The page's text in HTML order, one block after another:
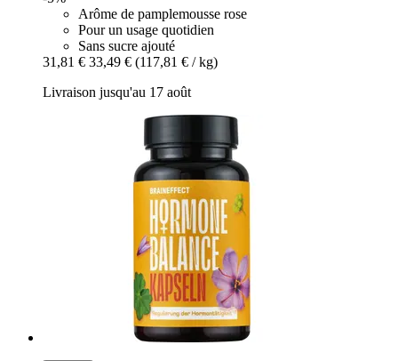
Arôme de pamplemousse rose
Pour un usage quotidien
Sans sucre ajouté
31,81 € 33,49 € (117,81 € / kg)
Livraison jusqu'au 17 août